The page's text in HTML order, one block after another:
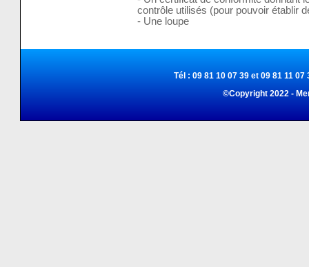
contrôle utilisés (pour pouvoir établir
- Une loupe
Tél : 09 81 10 07 39 et 09 81 11
©Copyright 2022 -